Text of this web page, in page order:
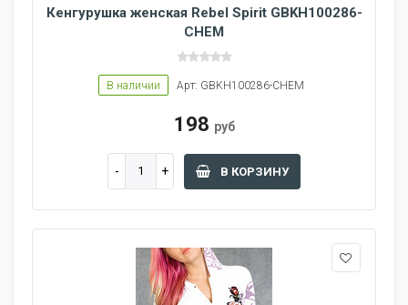
Кенгурушка женская Rebel Spirit GBKH100286-
CHEM
В наличии Арт: GBKH100286-CHEM
198 руб
В КОРЗИНУ